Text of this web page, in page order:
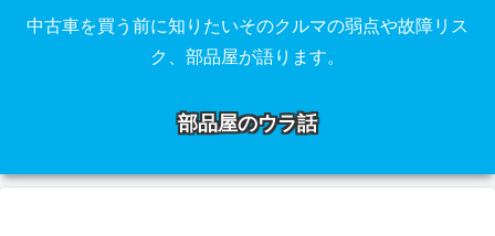
中古車を買う前に知りたいそのクルマの弱点や故障リス
ク、部品屋が語ります。
部品屋のウラ話